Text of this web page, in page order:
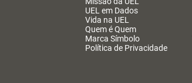
UEL em Dados
Vida na UEL
Quem é Quem
Marca Símbolo
Política de Privacidade